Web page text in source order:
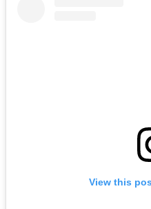
View this